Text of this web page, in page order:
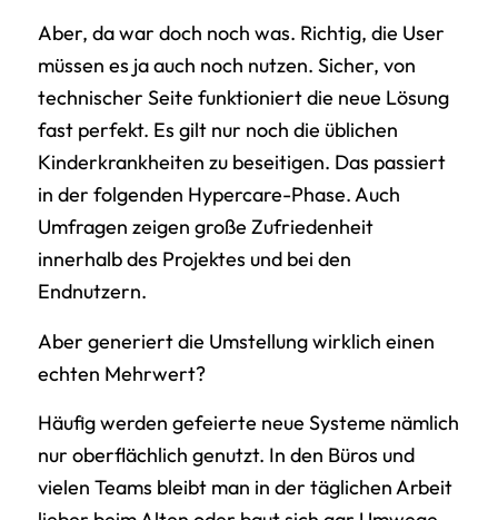
Aber, da war doch noch was. Richtig, die User
müssen es ja auch noch nutzen. Sicher, von
technischer Seite funktioniert die neue Lösung
fast perfekt. Es gilt nur noch die üblichen
Kinderkrankheiten zu beseitigen. Das passiert
in der folgenden Hypercare-Phase. Auch
Umfragen zeigen große Zufriedenheit
innerhalb des Projektes und bei den
Endnutzern.
Aber generiert die Umstellung wirklich einen
echten Mehrwert?
Häufig werden gefeierte neue Systeme nämlich
nur oberflächlich genutzt. In den Büros und
vielen Teams bleibt man in der täglichen Arbeit